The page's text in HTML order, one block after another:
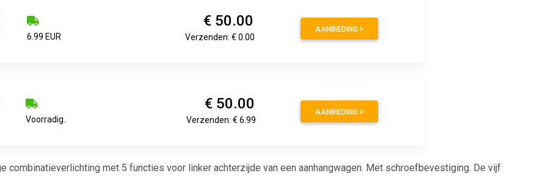
6.99 EUR
€ 50.00
Verzenden: € 0.00
AANBIEDING
Voorradig.
€ 50.00
Verzenden: € 6.99
AANBIEDING
combinatieverlichting met 5 functies voor linker achterzijde van een aanhangwagen. Met schroefbevestiging. De vijf